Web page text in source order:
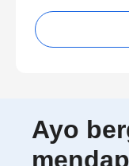
Ayo